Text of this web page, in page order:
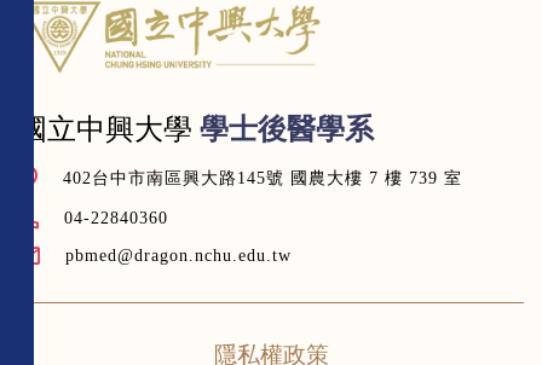
國立中興大學 學士後醫學系
402台中市南區興大路145號 國農大樓 7 樓 739 室
04-22840360
pbmed@dragon.nchu.edu.tw
隱私權政策